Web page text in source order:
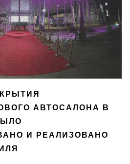
АВТОСАЛОНА В
И РЕАЛИЗОВАНО